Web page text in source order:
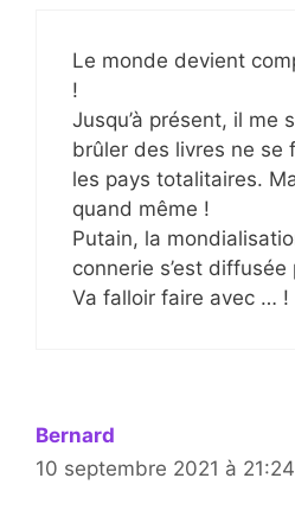
Le monde devient
!
Jusqu’à présent, il me
brûler des livres ne se
les pays totalitaires.
quand même !
Putain, la
connerie s’est
Va falloir faire avec … !
Bernard
10 septembre 2021 à 21:24